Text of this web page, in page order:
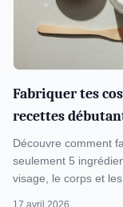
Fabriquer tes
recettes
Découvre comment
seulement 5
visage, le corps et
17 avril 2026